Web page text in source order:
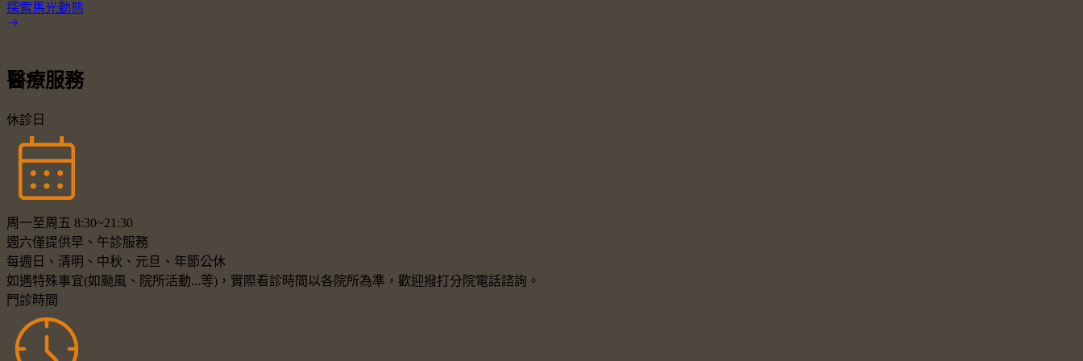
探索馬光動態
醫療服務
休診日
周一至周五 8:30~21:30
週六僅提供早、午診服務
每週日、清明、中秋、元旦、年節公休
如遇特殊事宜(如颱風、院所活動...等)，實際看診時間以各院所為準，歡迎撥打分院電話諮詢。
門診時間